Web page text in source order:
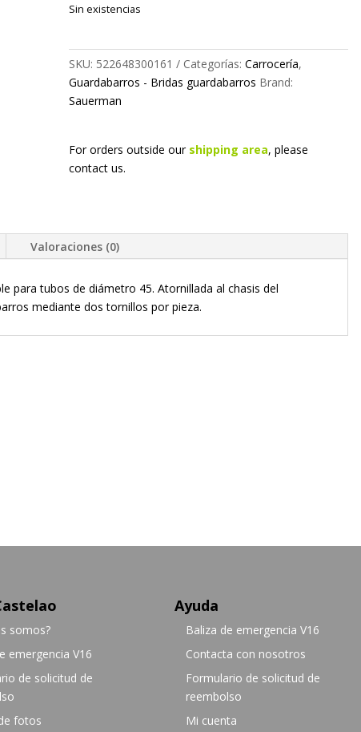
Sin existencias
SKU: 522648300161 Categorías: Carrocería,
Guardabarros - Bridas guardabarros Brand:
Sauerman
For orders outside our shipping area, please
contact us.
Valoraciones (0)
para tubos de diámetro 45. Atornillada al chasis del
mediante dos tornillos por pieza.
somos?
emergencia V16
de solicitud de
fotos
Ayuda
Baliza de emergencia V16
Contacta con nosotros
Formulario de solicitud de
reembolso
Mi cuenta